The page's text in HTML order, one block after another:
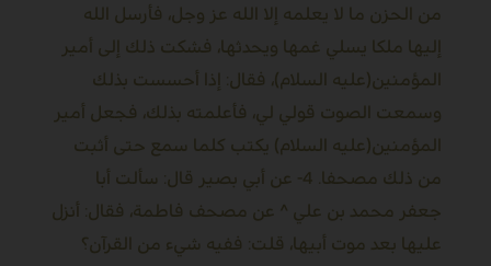
من الحزن ما لا يعلمه إلا الله عز وجل، فأرسل الله
إليها ملكا يسلي غمها ويحدثها، فشكت ذلك إلى أمير
المؤمنين(عليه السلام)، فقال: إذا أحسست بذلك
وسمعت الصوت قولي لي، فأعلمته بذلك، فجعل أمير
المؤمنين(عليه السلام) يكتب كلما سمع حتى أثبت
من ذلك مصحفا. 4- عن أبي بصير قال: سألت أبا
جعفر محمد بن علي ^ عن مصحف فاطمة، فقال: أنزل
عليها بعد موت أبيها، قلت: ففيه شيء من القرآن؟